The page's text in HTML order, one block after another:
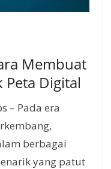
Membuat
Digital
– Pada era
berbagai
yang patut